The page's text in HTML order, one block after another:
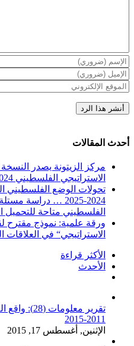
أحدث المقالات
مركز الزيتونة يصدر النسخة
الاستراتيجي الفلسطيني 2024-2025“
تحولات الوضع الفلسطيني
2024-2025 … دراسة
الفلسطيني متاحة للتحميل
ورقة علمية: نموذج مقترح
الاستراتيجي“ في العلاقات
الأكثر قراءة
الأحدث
تقرير
2011-2015
الإثنين, أغسطس 17, 2015